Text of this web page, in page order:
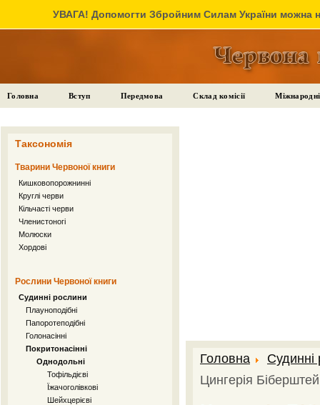
УВАГА! Допомогти Збройним Силам України можна
Головна Вступ Передмова Склад комісії
Таксономія
Тварини Червоної книги
Кишковопорожнинні
Круглі черви
Кільчасті черви
Членистоногі
Молюски
Хордові
Рослини Червоної книги
Судинні рослини
Плауноподібні
Папоротеподібні
Голонасінні
Покритонасінні
Однодольні
Тофільдієві
Їжачоголівкові
Шейхцерієві
Головна
Судинні
Цингерія